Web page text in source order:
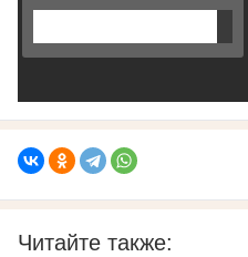
Читайте также: